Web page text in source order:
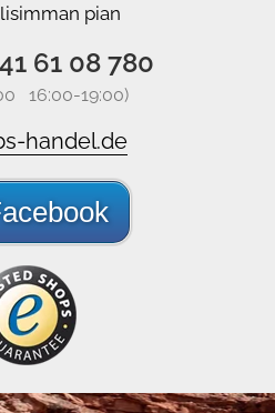
pian
61 08 780
16:00-19:00)
handel.de